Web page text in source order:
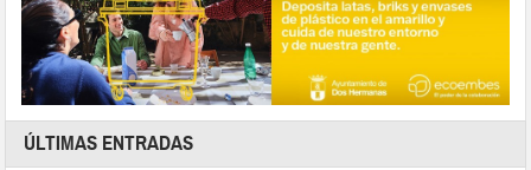
ÚLTIMAS ENTRADAS